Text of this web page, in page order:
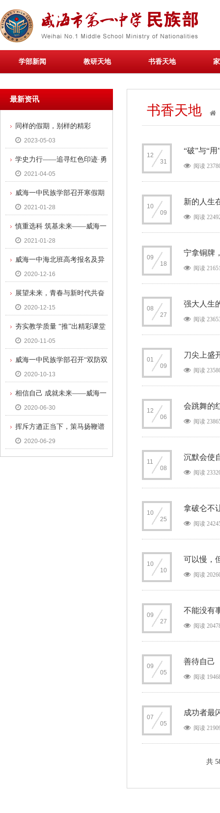
学部新闻 教研天地 书香天地
最新资讯
同样的假期，别样的精彩
2023-05-03
学史力行——追寻红色印迹·勇
担时代使命2021-04-05
威海一中民族学部召开寒假期
间疫情防控暨安全教育工作会议
2021-01-28
慎重选科 筑基未来——威海一
中民族学部高一年级选科动员大
会
2021-01-28
威海一中海北班高考报名及异
地班调研工作圆满结束
2020-12-16
展望未来，青春与新时代共奋
进——威海一中民族学部学习十
九届五中全会精神系列活动
2020-12-15
夯实教学质量 “推”出精彩课堂
——威海一中校领导视导民族学
部课堂
2020-11-05
威海一中民族学部召开“双防双
控”主题班会
2020-10-13
相信自己 成就未来——威海一
中民族学部召开高三主题班会及
家长会
2020-06-30
挥斥方遒正当下，策马扬鞭谱
新篇 2020-06-29
书香天地
12
31
“破”与“用
阅读
10
09
新的人生
阅读
09
18
宁拿铜牌
阅读
08
27
强大人生
阅读
01
09
刀尖上盛
阅读
12
06
会跳舞的
阅读
11
08
沉默会使
阅读
10
25
拿破仑不
阅读
10
10
可以慢，
阅读
09
27
不能没有
阅读
09
05
善待自己
阅读
07
05
成功者最
阅读
共